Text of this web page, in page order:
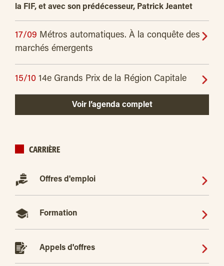
la FIF, et avec son prédécesseur, Patrick Jeantet
17/09 Métros automatiques. À la conquête des
marchés émergents
15/10 14e Grands Prix de la Région Capitale
Voir l’agenda complet
CARRIÈRE
Offres d'emploi
Formation
Appels d'offres